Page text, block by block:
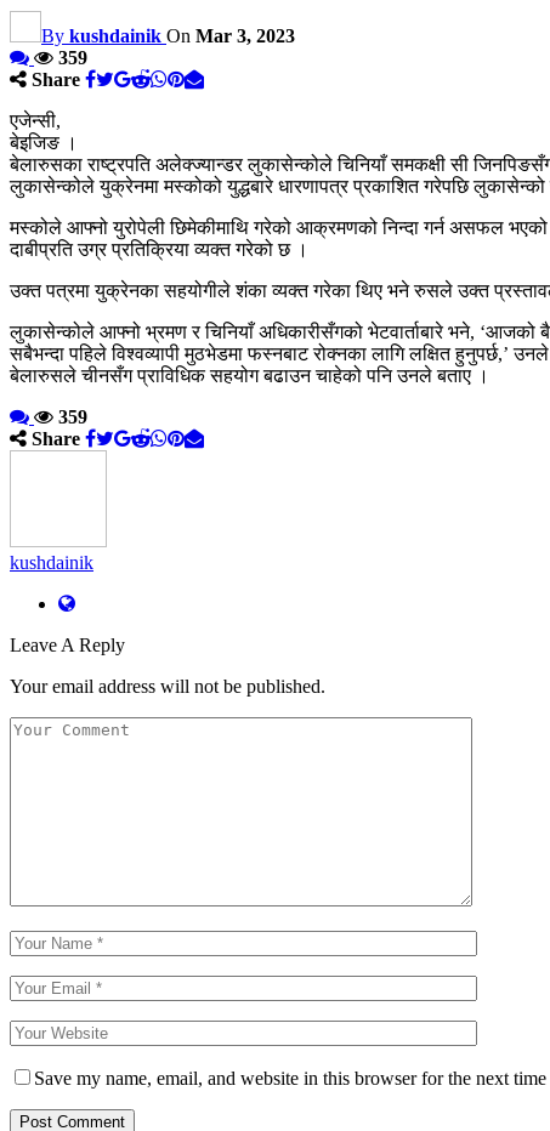
By kushdainik On Mar 3, 2023
359
Share
एजेन्सी,
बेइजिङ ।
बेलारुसका राष्ट्रपति अलेक्ज्यान्डर लुकासेन्कोले चिनियाँ समकक्षी सी
लुकासेन्कोले युक्रेनमा मस्कोको युद्धबारे धारणापत्र प्रकाशित गरेपछि
मस्कोले आफ्नो युरोपेली छिमेकीमाथि गरेको आक्रमणको निन्दा गर्न असफल
दाबीप्रति उग्र प्रतिक्रिया व्यक्त गरेको छ ।
उक्त पत्रमा युक्रेनका सहयोगीले शंका व्यक्त गरेका थिए भने रुसले उक्त
लुकासेन्कोले आफ्नो भ्रमण र चिनियाँ अधिकारीसँगको भेटवार्ताबारे भने,
सबैभन्दा पहिले विश्वव्यापी मुठभेडमा फस्नबाट रोक्नका लागि लक्षित हुनुपर्छ,’
बेलारुसले चीनसँग प्राविधिक सहयोग बढाउन चाहेको पनि उनले बताए ।
359
Share
kushdainik
Leave A Reply
Your email address will not be published.
Save my name, email, and website in this browser for the next